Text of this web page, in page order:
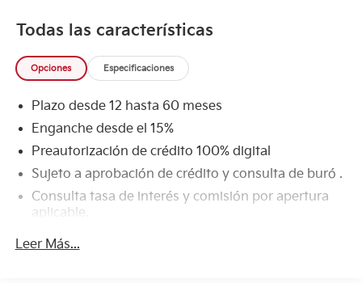
Todas las características
Opciones Especificaciones
Plazo desde 12 hasta 60 meses
Enganche desde el 15%
Preautorización de crédito 100% digital
Sujeto a aprobación de crédito y consulta de buró .
Consulta tasa de interés y comisión por apertura
aplicable.
Leer Más...